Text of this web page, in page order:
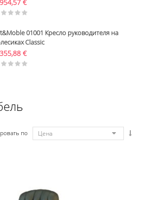
€
01001 Кресло руководителя на
Classic
€
по Цена